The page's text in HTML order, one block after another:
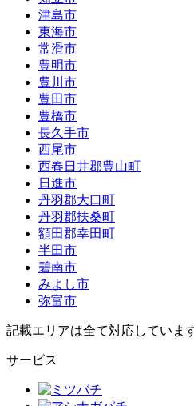
津島市
東海市
常滑市
豊明市
豊川市
豊田市
豊橋市
長久手市
西尾市
西春日井郡豊山町
日進市
丹羽郡大口町
丹羽郡扶桑町
額田郡幸田町
半田市
碧南市
みよし市
弥富市
記載エリアは全て対応していま
サービス